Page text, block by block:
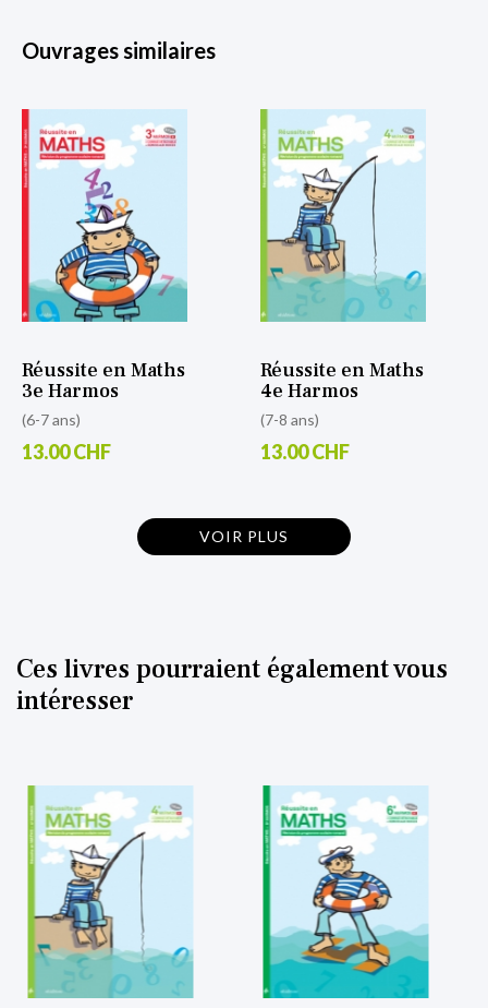
Ouvrages similaires
Réussite en Maths
3e Harmos
(6-7 ans)
13.00 CHF
Réussite en Maths
4e Harmos
(7-8 ans)
13.00 CHF
VOIR PLUS
Ces livres pourraient également vous
intéresser